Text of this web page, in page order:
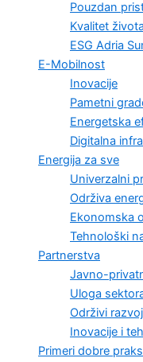
Pouzdan
Kvalitet
ESG Adria
E-Mobilnost
Inovacije
Pametni
Energetska
Digitalna
Energija za sve
Univerzalni
Održiva
Ekonomska
Tehnološki
Partnerstva
Javno-
Uloga
Održivi
Inovacije i
Primeri dobre